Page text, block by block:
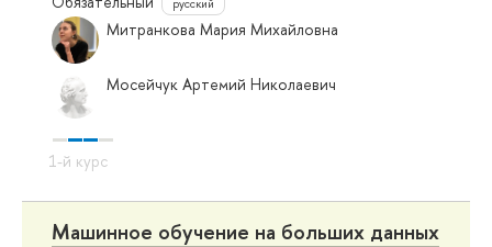
Митранкова Мария Михайловна
Мосейчук Артемий Николаевич
русский
Машинное обучение на больших данных